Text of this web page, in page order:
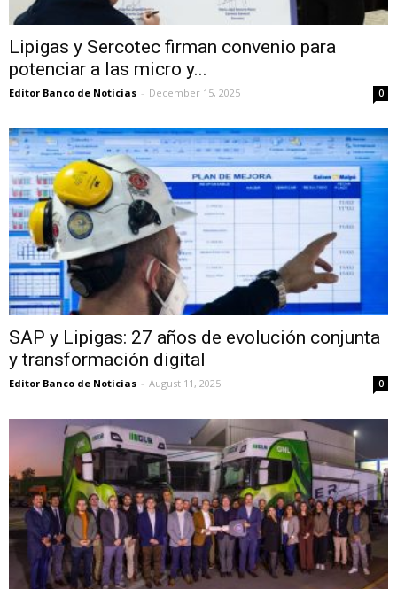
Lipigas y Sercotec firman convenio para
potenciar a las micro y...
Editor Banco de Noticias - December 15, 2025 0
SAP y Lipigas: 27 años de evolución conjunta
y transformación digital
Editor Banco de Noticias - August 11, 2025 0